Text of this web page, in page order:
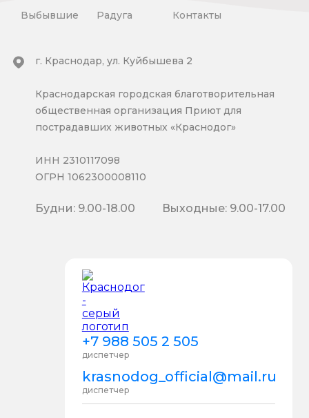
Выбывшие Радуга Контакты
+7 988 505 2 505
диспетчер
krasnodog_official@mail.ru
диспетчер
г. Краснодар, ул. Куйбышева 2
Краснодарская городская благотворительная
общественная организация Приют для
пострадавших животных «Краснодог»
ИНН 2310117098
ОГРН 1062300008110
Будни: 9.00-18.00 Выходные: 9.00-17.00